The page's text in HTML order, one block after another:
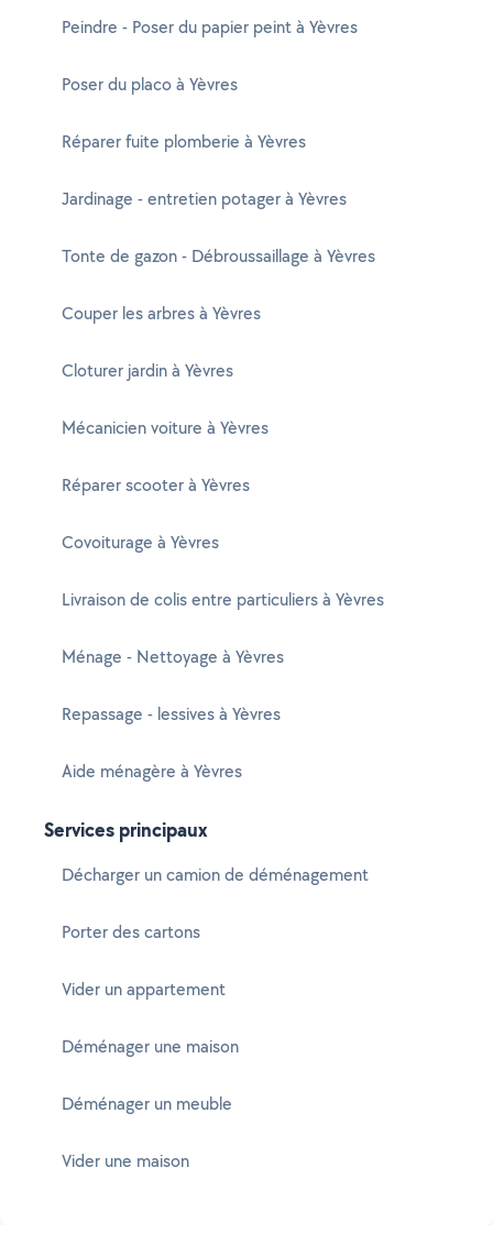
Peindre - Poser du papier peint à Yèvres
Poser du placo à Yèvres
Réparer fuite plomberie à Yèvres
Jardinage - entretien potager à Yèvres
Tonte de gazon - Débroussaillage à Yèvres
Couper les arbres à Yèvres
Cloturer jardin à Yèvres
Mécanicien voiture à Yèvres
Réparer scooter à Yèvres
Covoiturage à Yèvres
Livraison de colis entre particuliers à Yèvres
Ménage - Nettoyage à Yèvres
Repassage - lessives à Yèvres
Aide ménagère à Yèvres
Services principaux
Décharger un camion de déménagement
Porter des cartons
Vider un appartement
Déménager une maison
Déménager un meuble
Vider une maison